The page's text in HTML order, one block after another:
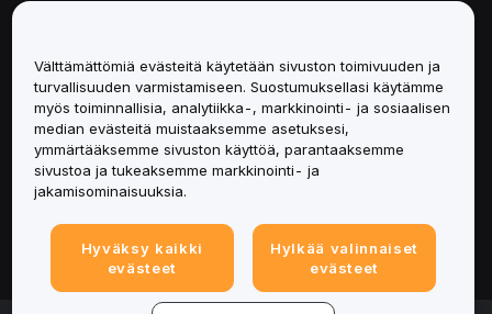
Palvelut
Tuki
Tuotteet
Lakiasiat
Välttämättömiä evästeitä käytetään sivuston toimivuuden ja
turvallisuuden varmistamiseen. Suostumuksellasi käytämme
myös toiminnallisia, analytiikka-, markkinointi- ja sosiaalisen
median evästeitä muistaaksemme asetuksesi,
ymmärtääksemme sivuston käyttöä, parantaaksemme
sivustoa ja tukeaksemme markkinointi- ja
jakamisominaisuuksia.
Hyväksy kaikki
evästeet
Hylkää valinnaiset
evästeet